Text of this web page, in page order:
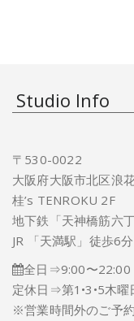
Studio Info
〒530-0022
大阪府大阪市北区浪
桂’s TENROKU 2F
地下鉄「天神橋筋六
JR 「天満駅」徒歩6分
全日⇒9:00〜22:00
定休日⇒第1•3•5木曜
※営業時間外のご予